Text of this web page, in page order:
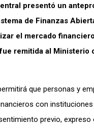
presentó un
de Finanzas
el mercado
remitida al Ministerio
que personas y
con
previo, expreso